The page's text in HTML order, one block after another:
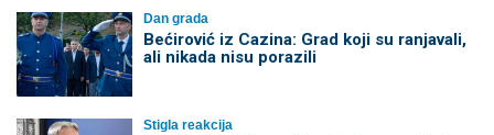
Dan grada
Bećirović iz Cazina: Grad koji su ranjavali,
ali nikada nisu porazili
Stigla reakcija